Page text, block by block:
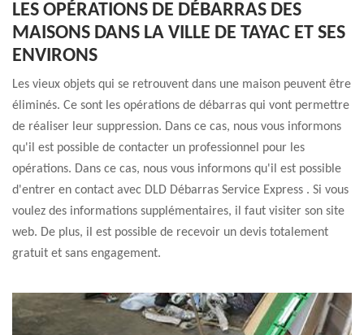
LES OPÉRATIONS DE DÉBARRAS DES
MAISONS DANS LA VILLE DE TAYAC ET SES
ENVIRONS
Les vieux objets qui se retrouvent dans une maison peuvent être
éliminés. Ce sont les opérations de débarras qui vont permettre
de réaliser leur suppression. Dans ce cas, nous vous informons
qu'il est possible de contacter un professionnel pour les
opérations. Dans ce cas, nous vous informons qu'il est possible
d'entrer en contact avec DLD Débarras Service Express . Si vous
voulez des informations supplémentaires, il faut visiter son site
web. De plus, il est possible de recevoir un devis totalement
gratuit et sans engagement.